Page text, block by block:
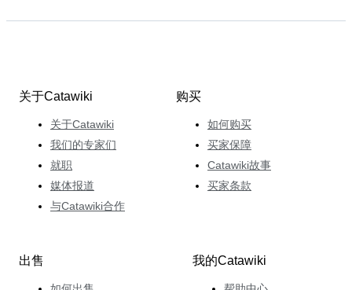
关于Catawiki
关于Catawiki
我们的专家们
就职
媒体报道
与Catawiki合作
购买
如何购买
买家保障
Catawiki故事
买家条款
出售 我的Catawiki